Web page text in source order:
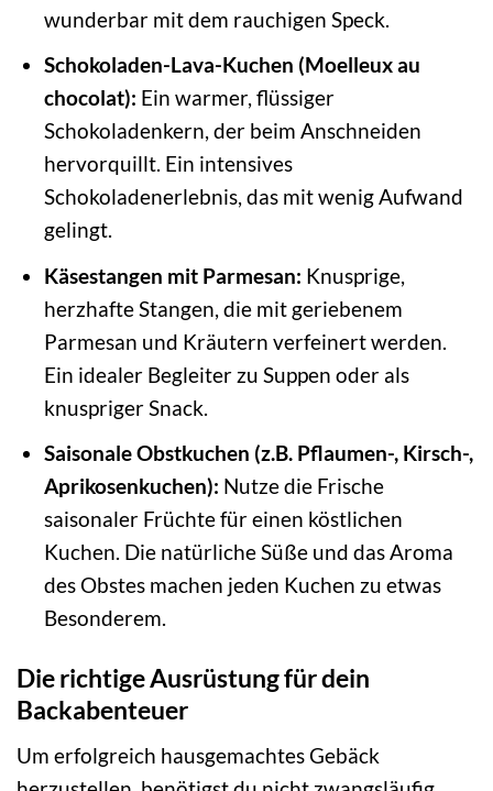
wunderbar mit dem rauchigen Speck.
Schokoladen-Lava-Kuchen (Moelleux au
chocolat): Ein warmer, flüssiger
Schokoladenkern, der beim Anschneiden
hervorquillt. Ein intensives
Schokoladenerlebnis, das mit wenig Aufwand
gelingt.
Käsestangen mit Parmesan: Knusprige,
herzhafte Stangen, die mit geriebenem
Parmesan und Kräutern verfeinert werden.
Ein idealer Begleiter zu Suppen oder als
knuspriger Snack.
Saisonale Obstkuchen (z.B. Pflaumen-, Kirsch-,
Aprikosenkuchen): Nutze die Frische
saisonaler Früchte für einen köstlichen
Kuchen. Die natürliche Süße und das Aroma
des Obstes machen jeden Kuchen zu etwas
Besonderem.
Die richtige Ausrüstung für dein
Backabenteuer
Um erfolgreich hausgemachtes Gebäck